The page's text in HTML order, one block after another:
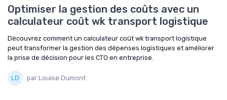
Optimiser la gestion des coûts avec un
calculateur coût wk transport logistique
Découvrez comment un calculateur coût wk transport logistique
peut transformer la gestion des dépenses logistiques et améliorer
la prise de décision pour les CTO en entreprise.
par Louise Dumont